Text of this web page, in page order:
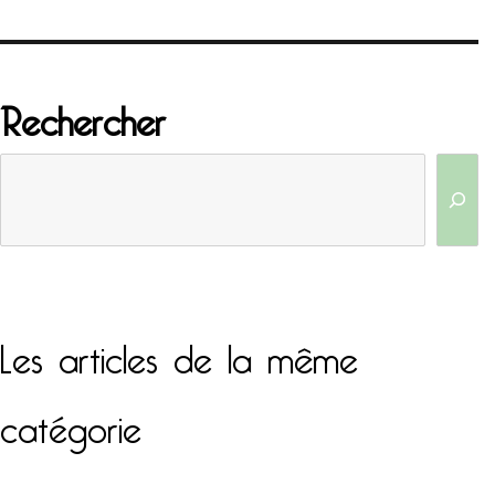
Rechercher
Les articles de la même
catégorie